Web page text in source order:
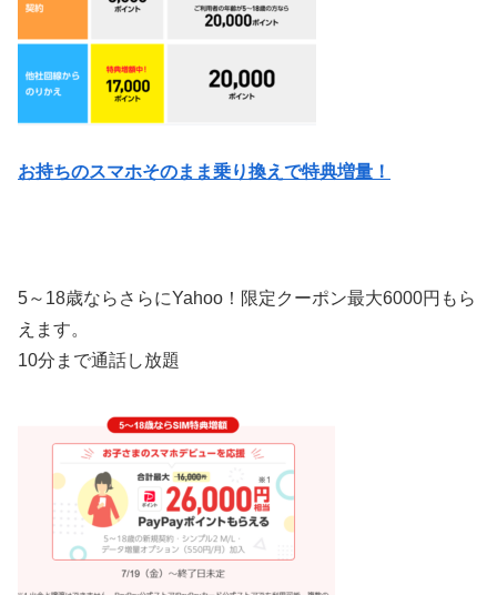
お持ちのスマホそのまま乗り換えで特典増量！
5～18歳ならさらにYahoo！限定クーポン最大6000円もら
えます。
10分まで通話し放題